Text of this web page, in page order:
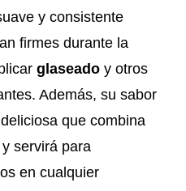
y consistente
firmes durante la
glaseado y otros
Además, su sabor
que combina
y servirá para
en cualquier